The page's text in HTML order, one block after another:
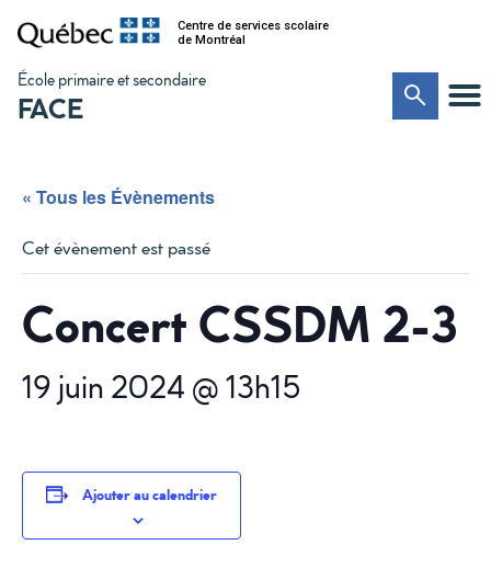
Centre de services scolaire
de Montréal
École primaire et secondaire
FACE
« Tous les Évènements
Cet évènement est passé
Concert CSSDM 2-3
19 juin 2024 @ 13h15
Ajouter au calendrier